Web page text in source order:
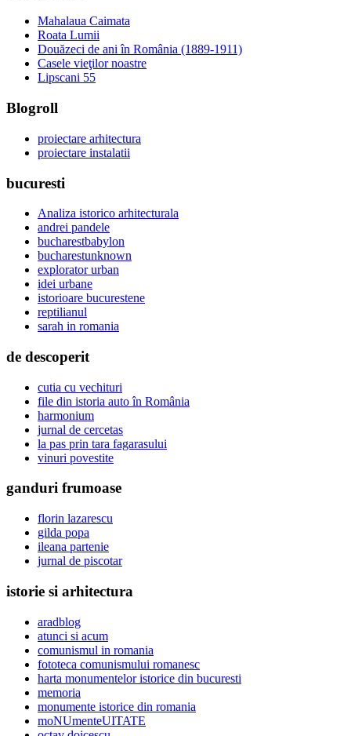
Mahalaua Caimata
Roata Lumii
Douăzeci de ani în România (1889-1911)
Casele vieţilor noastre
Lipscani 55
Blogroll
proiectare arhitectura
proiectare instalatii
bucuresti
Analiza istorico arhitecturala
andrei pandele
bucharestbabylon
bucharestunknown
explorator urban
idei urbane
istorioare bucurestene
reptilianul
sarah in romania
de descoperit
cutia cu vechituri
file din istoria auto în România
harmonium
jurnal de cercetas
la pas prin tara fagarasului
vinuri povestite
ganduri frumoase
florin lazarescu
gilda popa
ileana partenie
jurnal de piscotar
istorie si arhitectura
aradblog
atunci si acum
comunismul in romania
fototeca comunismului romanesc
harta monumentelor istorice din bucuresti
memoria
monumente istorice din romania
moNUmenteUITATE